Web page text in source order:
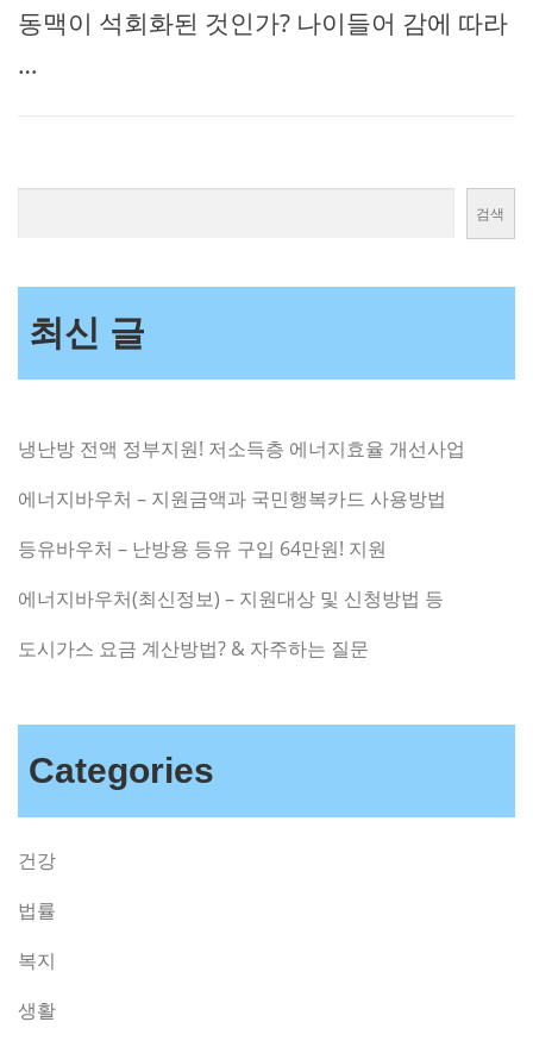
동맥이 석회화된 것인가? 나이들어 감에 따라
…
검색
최신 글
냉난방 전액 정부지원! 저소득층 에너지효율 개선사업
에너지바우처 – 지원금액과 국민행복카드 사용방법
등유바우처 – 난방용 등유 구입 64만원! 지원
에너지바우처(최신정보) – 지원대상 및 신청방법 등
도시가스 요금 계산방법? & 자주하는 질문
Categories
건강
법률
복지
생활